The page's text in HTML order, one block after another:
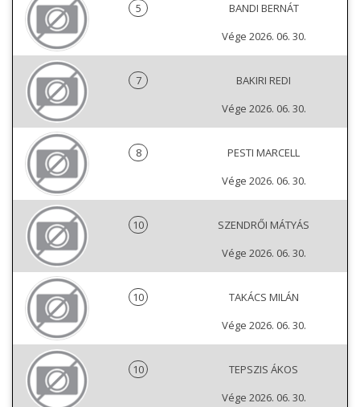
5
BANDI BERNÁT
Vége 2026. 06. 30.
7
BAKIRI REDI
Vége 2026. 06. 30.
8
PESTI MARCELL
Vége 2026. 06. 30.
10
SZENDRŐI MÁTYÁS
Vége 2026. 06. 30.
10
TAKÁCS MILÁN
Vége 2026. 06. 30.
10
TEPSZIS ÁKOS
Vége 2026. 06. 30.